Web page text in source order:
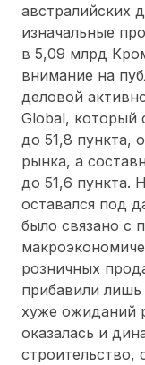
австралийских
изначальные
в 5,09 млрд
внимание на
деловой
Global, который
до 51,8 пункта,
рынка, а
до 51,6 пункта.
оставался под
было связано с
розничных
прибавили
хуже ожиданий
оказалась и
строительство,